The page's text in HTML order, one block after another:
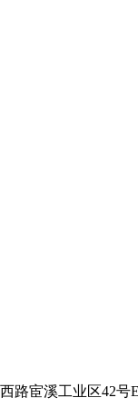
路宦溪工业区42号